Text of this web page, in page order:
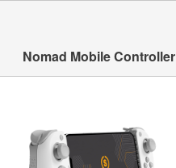
Nomad Mobile